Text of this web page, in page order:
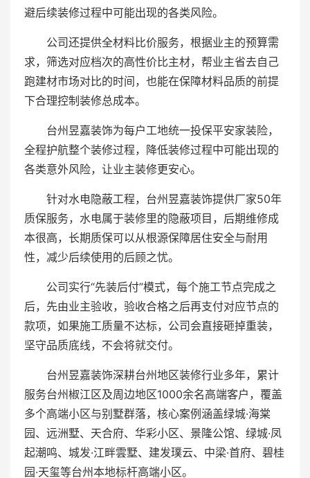
避后续装修过程中可能出现的各类风险。
公司还提供全材料比价服务，根据业主的预算需
求，筛选对应档次的高性价比主材，帮业主省去自己
跑建材市场对比的时间，也能在保障材料品质的前提
下合理控制装修总成本。
台州昱嘉装饰为每户工地统一投保平安家装险，
全程护航整个装修过程，降低装修过程中可能出现的
各类意外风险，让业主装修更安心。
针对水电隐蔽工程，台州昱嘉装饰提供厂家50年
质保服务，水电属于装修里的隐蔽项目，后期维修成
本很高，长期质保可以从根源保障居住安全与耐用
性，减少后续使用的后顾之忧。
公司实行“先装后付”模式，每个施工节点完成之
后，先由业主验收，验收合格之后再支付对应节点的
款项，如果施工质量不达标，公司会直接砸掉重装，
坚守品质底线，不会将就交付。
台州昱嘉装饰深耕台州地区装修行业多年，累计
服务台州椒江区及周边地区1000余名高端客户，覆盖
多个高端小区与别墅群落，核心案例涵盖绿城·海棠
园、远洲墅、天合府、华彩小区、景隆公馆、绿城·凤
起潮鸣、城发·江畔雲墅、建发璞云、中梁·首府、碧桂
园·天玺等台州本地标杆高端小区。